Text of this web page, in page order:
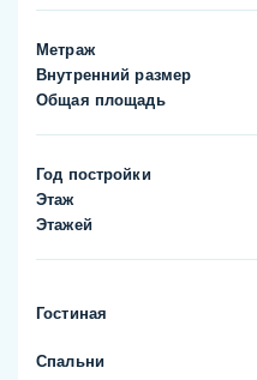
Метраж
Внутренний размер
Общая площадь
Год постройки
Этаж
Этажей
Гостиная
Спальни